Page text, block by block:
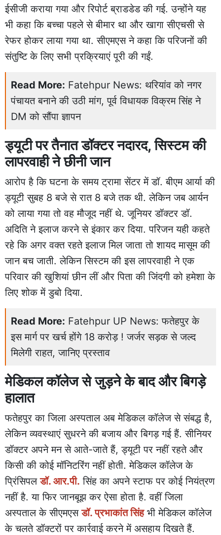
ईसीजी कराया गया और रिपोर्ट ब्राडडेड की गई. उन्होंने यह
भी कहा कि बच्चा पहले से बीमार था और खागा सीएचसी से
रेफर होकर लाया गया था. सीएमएस ने कहा कि परिजनों की
संतुष्टि के लिए सभी प्रक्रियाएं पूरी की गईं.
Read More: Fatehpur News: थरियांव को नगर
पंचायत बनाने की उठी मांग, पूर्व विधायक विक्रम सिंह ने
DM को सौंपा ज्ञापन
ड्यूटी पर तैनात डॉक्टर नदारद, सिस्टम की
लापरवाही ने छीनी जान
आरोप है कि घटना के समय ट्रामा सेंटर में डॉ. बीएम आर्या की
ड्यूटी सुबह 8 बजे से रात 8 बजे तक थी. लेकिन जब आर्यन
को लाया गया तो वह मौजूद नहीं थे. जूनियर डॉक्टर डॉ.
अदिति ने इलाज करने से इंकार कर दिया. परिजन यही कहते
रहे कि अगर वक्त रहते इलाज मिल जाता तो शायद मासूम की
जान बच जाती. लेकिन सिस्टम की इस लापरवाही ने एक
परिवार की खुशियां छीन लीं और पिता की जिंदगी को हमेशा के
लिए शोक में डुबो दिया.
Read More: Fatehpur UP News: फतेहपुर के
इस मार्ग पर खर्च होंगे 18 करोड़ ! जर्जर सड़क से जल्द
मिलेगी राहत, जानिए प्रस्ताव
मेडिकल कॉलेज से जुड़ने के बाद और बिगड़े
हालात
फतेहपुर का जिला अस्पताल अब मेडिकल कॉलेज से संबद्ध है,
लेकिन व्यवस्थाएं सुधरने की बजाय और बिगड़ गई हैं. सीनियर
डॉक्टर अपने मन से आते-जाते हैं, ड्यूटी पर नहीं रहते और
किसी की कोई मॉनिटरिंग नहीं होती. मेडिकल कॉलेज के
प्रिंसिपलडॉ. आर.पी. सिंह का अपने स्टाफ पर कोई नियंत्रण
नहीं है. या फिर जानबूझ कर ऐसा होता है. वहीं जिला
अस्पताल के सीएमएसडॉ. प्रभाकांत सिंहभी मेडिकल कॉलेज
के चलते डॉक्टरों पर कार्रवाई करने में असहाय दिखते हैं.